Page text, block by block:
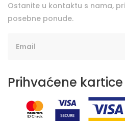
Ostanite u kontaktu s nama,
posebne ponude.
Prihvaćene kartice